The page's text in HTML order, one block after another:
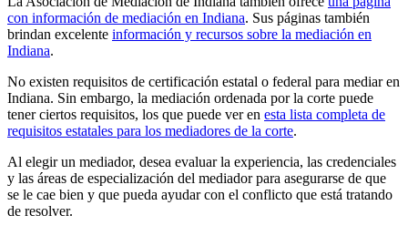
con información de mediación en Indiana. Sus páginas también
brindan excelente información y recursos sobre la mediación en
Indiana.
No existen requisitos de certificación estatal o federal para mediar en
Indiana. Sin embargo, la mediación ordenada por la corte puede
tener ciertos requisitos, los que puede ver en esta lista completa de
requisitos estatales para los mediadores de la corte.
Al elegir un mediador, desea evaluar la experiencia, las credenciales
y las áreas de especialización del mediador para asegurarse de que
se le cae bien y que pueda ayudar con el conflicto que está tratando
de resolver.